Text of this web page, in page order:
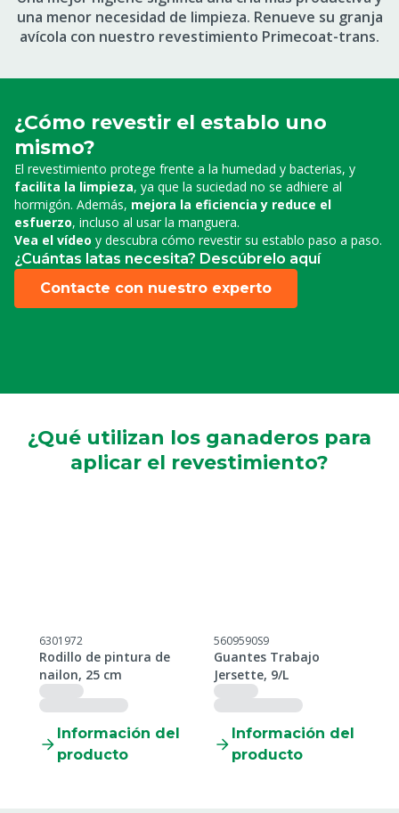
una menor necesidad de limpieza. Renueve su granja
avícola con nuestro revestimiento Primecoat-trans.
¿Cómo revestir el establo uno
mismo?
El revestimiento protege frente a la humedad y bacterias, y
facilita la limpieza, ya que la suciedad no se adhiere al
hormigón. Además, mejora la eficiencia y reduce el
esfuerzo, incluso al usar la manguera.
Vea el vídeo y descubra cómo revestir su establo paso a paso.
¿Cuántas latas necesita? Descúbrelo aquí
Contacte con nuestro experto
¿Qué utilizan los ganaderos para
aplicar el revestimiento?
6301972
Rodillo de pintura de
nailon, 25 cm
Información del
producto
5609590S9
Guantes Trabajo
Jersette, 9/L
Información del
producto